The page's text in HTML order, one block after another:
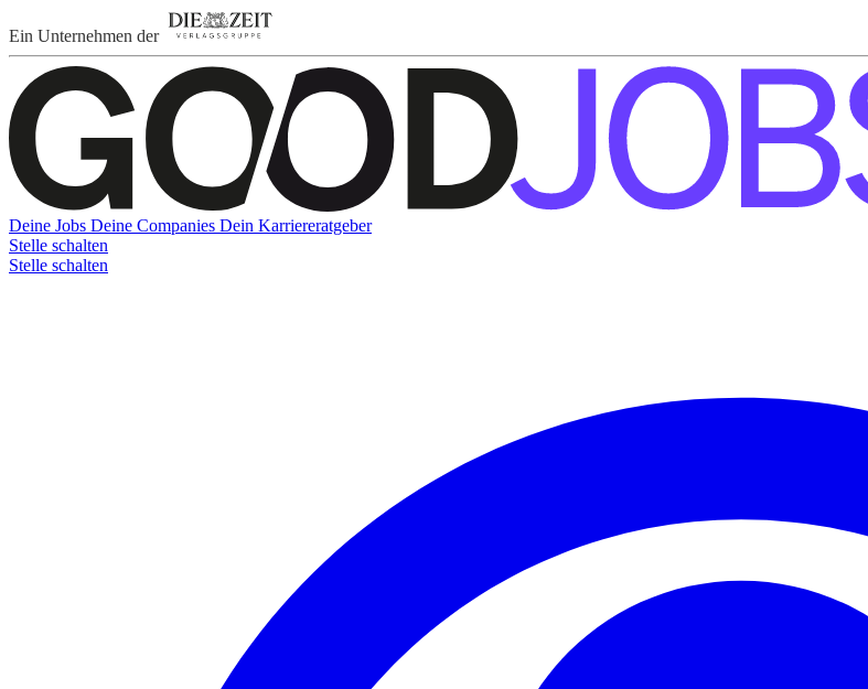
Ein Unternehmen der
Deine Jobs Deine Companies Dein Karriereratgeber
Stelle schalten
Stelle schalten